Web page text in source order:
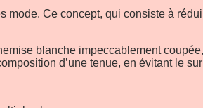
mode. Ce concept, qui consiste à
blanche impeccablement
d’une tenue, en évitant le